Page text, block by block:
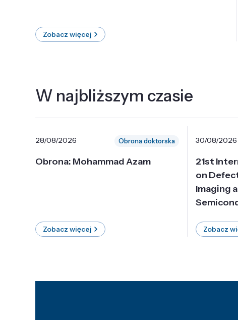
Zobacz więcej
W najbliższym czasie
28/08/2026 Obrona doktorska
Obrona: Mohammad Azam
Zobacz więcej
30/08/2026
21st
on
Imaging
Zobacz